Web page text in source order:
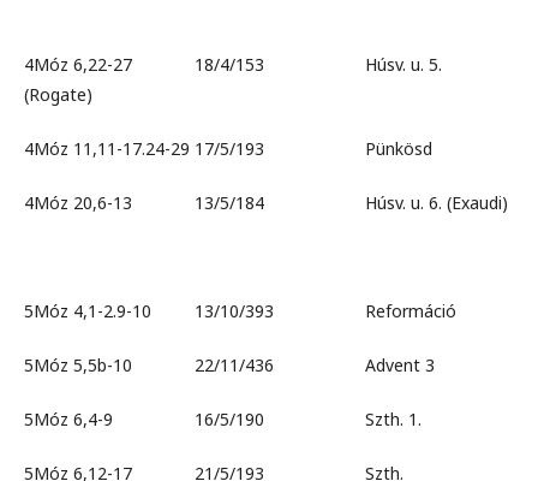
4Móz 6,22-27 18/4/153 Húsv. u. 5.
(Rogate)
4Móz 11,11-17.24-29 17/5/193 Pünkösd
4Móz 20,6-13 13/5/184 Húsv. u. 6. (Exaudi)
5Móz 4,1-2.9-10 13/10/393 Reformáció
5Móz 5,5b-10 22/11/436 Advent 3
5Móz 6,4-9 16/5/190 Szth. 1.
5Móz 6,12-17 21/5/193 Szth.